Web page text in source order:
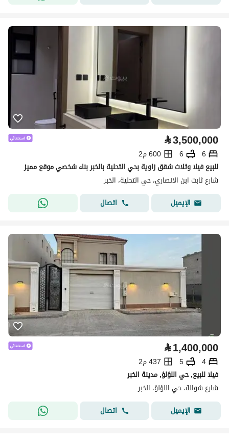
⃁3,500,000
6
6
600 م2
للبيع فيلا وثلاث شقق زاوية بحي التحلية بالخبر بناء شخصي موقع مميز
شارع ثابت ابن الانصاري، حي التحلية، الخبر
الإيميل
اتصال
⃁1,400,000
4
5
437 م2
فيلا للبيع, حي اللؤلؤ, مدينة الخبر
شارع شوالة، حي اللؤلؤ، الخبر
الإيميل
اتصال